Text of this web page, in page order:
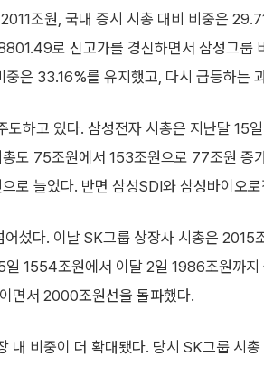
조원, 국내 증시 시총 대비 비중은
로 신고가를 경신하면서 삼성그룹
은 33.16%를 유지했고, 다시 급등하는
도하고 있다. 삼성전자 시총은 지난달 15
도 75조원에서 153조원으로 77조원 증
로 늘었다. 반면 삼성SDI와 삼성바이오
섰다. 이날 SK그룹 상장사 시총은 2015
1554조원에서 이달 2일 1986조원까지
면서 2000조원선을 돌파했다.
내 비중이 더 확대됐다. 당시 SK그룹 시